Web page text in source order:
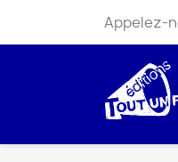
Appelez-